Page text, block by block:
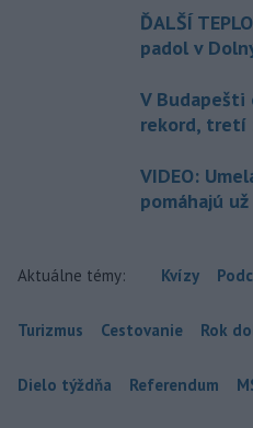
ĎALŠÍ
padol v
V
rekord, tretí
VIDEO:
pomáhajú
Aktuálne témy: Kvízy
Turizmus Cestovanie Rok
Dielo týždňa Referendum